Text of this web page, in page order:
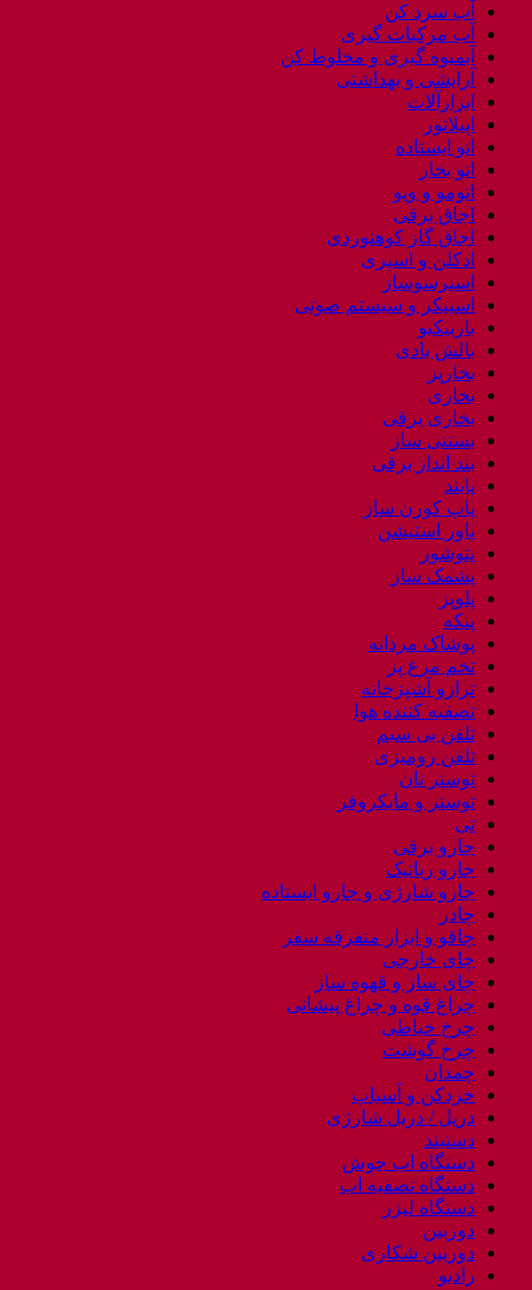
آب سرد کن
آب مرکبات گیری
آبمیوه گیری و مخلوط کن
آرایشی و بهداشتی
ابزارآلات
اپیلاتور
اتو ایستاده
اتو بخار
اتومو و ویو
اجاق برقی
اجاق گاز کوهنوردی
ادکلن و اسپری
اسپرسوساز
اسپیکر و سیستم صوتی
باربیکیو
بالش بادی
بخارپز
بخاری
بخاری برقی
بستنی ساز
بند انداز برقی
پابند
پاپ کورن ساز
پاور استیشن
پتوشور
پشمک ساز
پلوپز
پنکه
پوشاک مردانه
تخم مرغ پز
ترازو آشپزخانه
تصفیه کننده هوا
تلفن بی سیم
تلفن رومیزی
توستر نان
توستر و مایکروفر
تی
جارو برقی
جارو رباتیک
جارو شارژی و جارو ایستاده
چادر
چاقو و ابزار متفرقه سفر
چای خارجی
چای ساز و قهوه ساز
چراغ قوه و چراغ پیشانی
چرخ خیاطی
چرخ گوشت
چمدان
خردکن و آسیاب
دریل / دریل شارژی
دستبند
دستگاه اب جوش
دستگاه تصفیه اب
دستگاه لیزر
دوربین
دوربین شکاری
رادیو